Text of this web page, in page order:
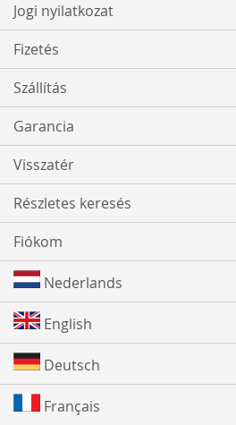
Jogi nyilatkozat
Fizetés
Szállítás
Garancia
Visszatér
Részletes keresés
Fiókom
Nederlands
English
Deutsch
Français